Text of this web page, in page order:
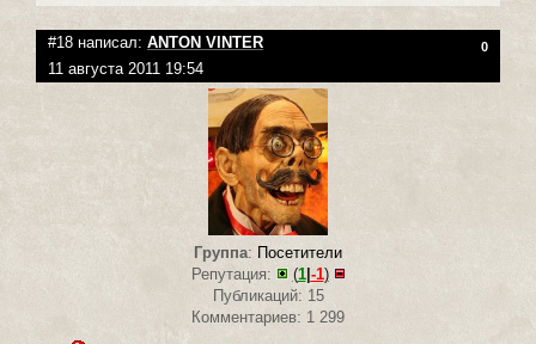
#18 написал: ANTON VINTER 0
11 августа 2011 19:54
Группа: Посетители
Репутация:
(1| -1)
Публикаций: 15
Комментариев: 1 299